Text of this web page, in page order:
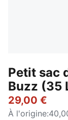
Petit sac
Buzz (35
29,00 €
À l'origine: